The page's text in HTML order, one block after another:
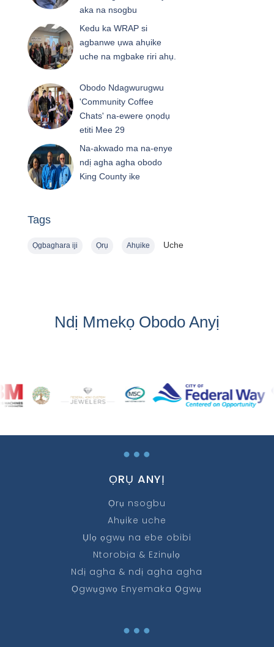
aka na nsogbu
Kedu ka WRAP si
agbanwe ụwa ahụike
uche na mgbake riri ahụ.
Obodo Ndagwurugwu
'Community Coffee
Chats' na-ewere ọnọdụ
etiti Mee 29
Na-akwado ma na-enye
ndị agha agha obodo
King County ike
Tags
Ọgbaghara iji Ọrụ Ahụike Uche
Ndị Mmekọ Obodo Anyị
…
ỌRỤ ANYỊ
Ọrụ nsogbu
Ahụike uche
Ụlọ ọgwụ na ebe obibi
Ntorobịa & Ezinụlọ
Ndị agha & ndị agha agha
Ọgwụgwọ Enyemaka Ọgwụ
…